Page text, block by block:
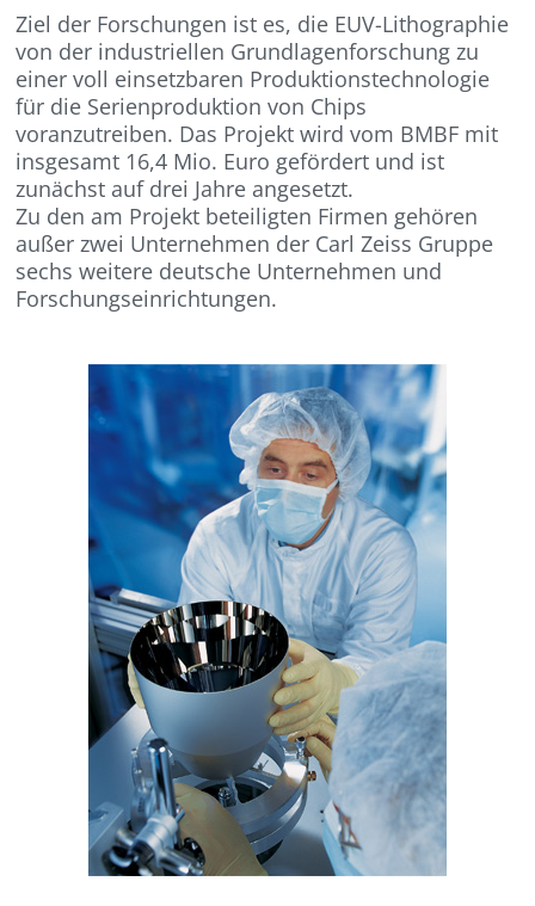
Ziel der Forschungen ist es, die EUV-Lithographie
von der industriellen Grundlagenforschung zu
einer voll einsetzbaren Produktionstechnologie
für die Serienproduktion von Chips
voranzutreiben. Das Projekt wird vom BMBF mit
insgesamt 16,4 Mio. Euro gefördert und ist
zunächst auf drei Jahre angesetzt.
Zu den am Projekt beteiligten Firmen gehören
außer zwei Unternehmen der Carl Zeiss Gruppe
sechs weitere deutsche Unternehmen und
Forschungseinrichtungen.